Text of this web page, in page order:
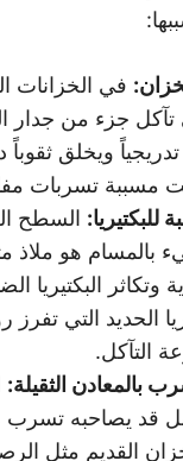
: في الخزانات
تآكل جزء من جدار
ويخلق ثقوباً
مسببة تسربات
للبكتيريا: السطح
بالمسام هو ملاذ
وتكاثر البكتيريا
الحديد التي تفرز
التآكل.
بالمعادن الثقيلة:
بل قد يصاحبه
القديم مثل